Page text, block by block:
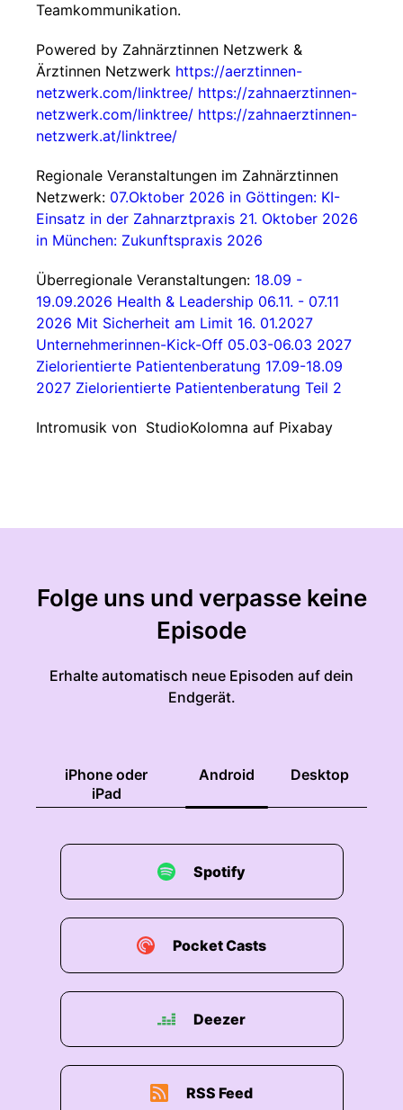
Teamkommunikation.
Powered by Zahnärztinnen Netzwerk &
Ärztinnen Netzwerk https://aerztinnen-
netzwerk.com/linktree/ https://zahnaerztinnen-
netzwerk.com/linktree/ https://zahnaerztinnen-
netzwerk.at/linktree/
Regionale Veranstaltungen im Zahnärztinnen
Netzwerk: 07.Oktober 2026 in Göttingen: KI-
Einsatz in der Zahnarztpraxis 21. Oktober 2026
in München: Zukunftspraxis 2026
Überregionale Veranstaltungen: 18.09 -
19.09.2026 Health & Leadership 06.11. - 07.11
2026 Mit Sicherheit am Limit 16. 01.2027
Unternehmerinnen-Kick-Off 05.03-06.03 2027
Zielorientierte Patientenberatung 17.09-18.09
2027 Zielorientierte Patientenberatung Teil 2
Intromusik von StudioKolomna auf Pixabay
Folge uns und verpasse keine
Episode
Erhalte automatisch neue Episoden auf dein
Endgerät.
iPhone oder
iPad
Android Desktop
Spotify
Pocket Casts
Deezer
RSS Feed